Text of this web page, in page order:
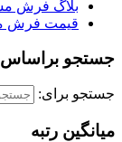
بلاگ فرش
قیمت فرش
جستجو براساس
جستجو برای:
میانگین رتبه